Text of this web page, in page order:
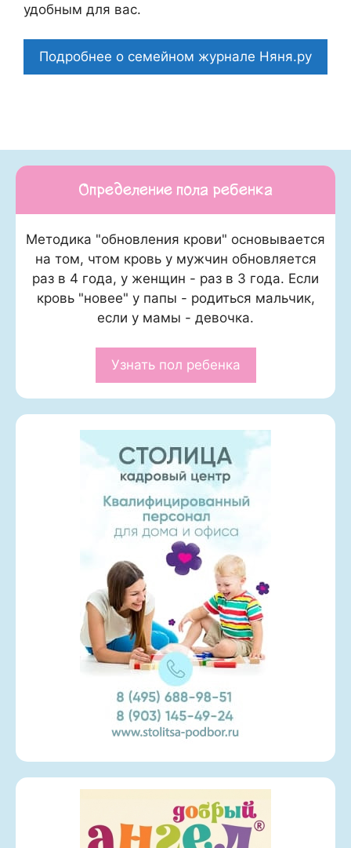
удобным для вас.
Подробнее о семейном журнале Няня.ру
Определение пола ребенка
Методика "обновления крови" основывается
на том, чтом кровь у мужчин обновляется
раз в 4 года, у женщин - раз в 3 года. Если
кровь "новее" у папы - родиться мальчик,
если у мамы - девочка.
Узнать пол ребенка